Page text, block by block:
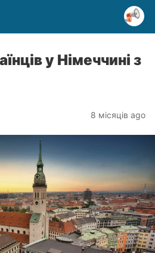
у Німеччині з
8 місяців ago